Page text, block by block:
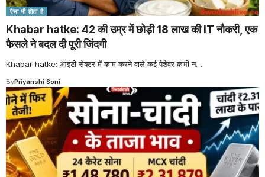
ऐसा भी होता है
Khabar hatke: 42 की उम्र में छोड़ी 18 लाख की IT नौकरी, एक
फैसले ने बदल दी पूरी जिंदगी
Khabar hatke: आईटी सेक्टर में काम करने वाले कई पेशेवर कभी न…
ByPriyanshi Soni